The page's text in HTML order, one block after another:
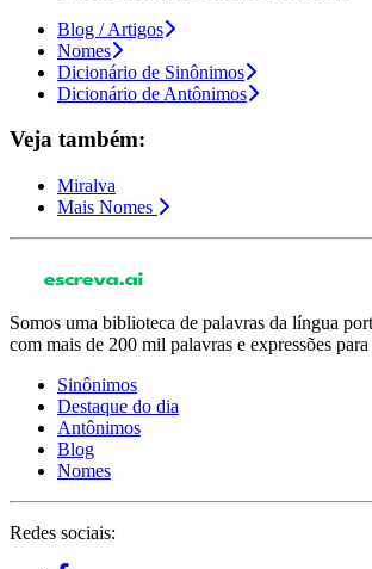
Blog / Artigos
Nomes
Dicionário de Sinônimos
Dicionário de Antônimos
Veja também:
Miralva
Mais Nomes
Somos uma biblioteca de palavras da língua
com mais de 200 mil palavras e expressões
Sinônimos
Destaque do dia
Antônimos
Blog
Nomes
Redes sociais: